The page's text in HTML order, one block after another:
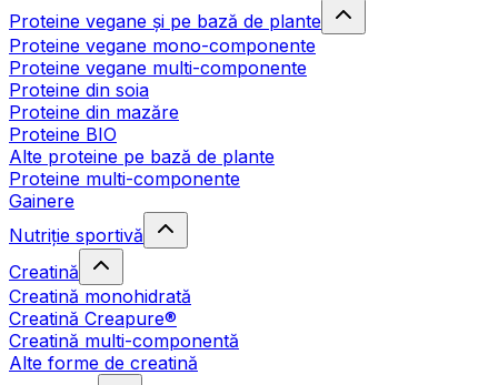
Proteine vegane și pe bază de plante
Proteine vegane mono-componente
Proteine vegane multi-componente
Proteine din soia
Proteine din mazăre
Proteine BIO
Alte proteine pe bază de plante
Proteine multi-componente
Gainere
Nutriție sportivă
Creatină
Creatină monohidrată
Creatină Creapure®
Creatină multi-componentă
Alte forme de creatină